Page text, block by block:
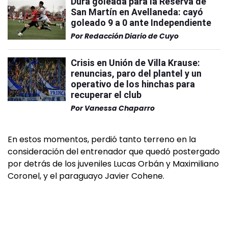
San Martín en Avellaneda: cayó
goleado 9 a 0 ante Independiente
PorRedacción Diario de Cuyo
Crisis en Unión de Villa Krause:
renuncias, paro del plantel y un
operativo de los hinchas para
recuperar el club
Por Vanessa Chaparro
En estos momentos, perdió tanto terreno en la
consideración del entrenador que quedó postergado
por detrás de los juveniles Lucas Orbán y Maximiliano
Coronel, y el paraguayo Javier Cohene.